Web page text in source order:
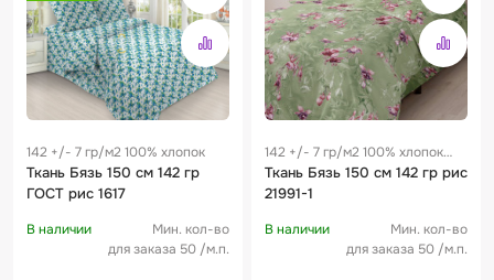
142 +/- 7 гр/м2 100% хлопок
Ткань Бязь 150 см 142 гр
ГОСТ рис 1617
В наличии
Мин. кол-во
для заказа 50 /м.п.
142 +/- 7 гр/м2 100% хлопок
0.29 м
Ткань Бязь 150 см 142 гр рис
21991-1
В наличии
Мин. кол-во
для заказа 50 /м.п.